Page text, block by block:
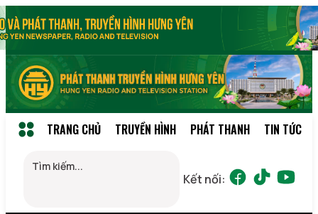
TRANG CHỦ TRUYỀN HÌNH PHÁT THANH TIN TỨC
Kết nối: